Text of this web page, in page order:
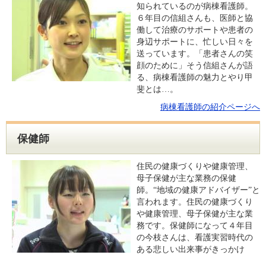
知られているのが病棟看護師。
６年目の信組さんも、医師と協
働して治療のサポートや患者の
身辺サポートに、忙しい日々を
送っています。「患者さんの笑
顔のために」そう信組さんが語
る、病棟看護師の魅力とやり甲
斐とは…。
病棟看護師の紹介ページへ
保健師
住民の健康づくりや健康管理、
母子保健が主な業務の保健
師。“地域の健康アドバイザー”と
言われます。住民の健康づくり
や健康管理、母子保健が主な業
務です。保健師になって４年目
の今枝さんは、看護実習時代の
ある悲しい出来事がきっかけ